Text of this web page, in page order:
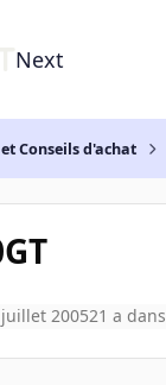
Next
Conseils d'achat
200521 a dans